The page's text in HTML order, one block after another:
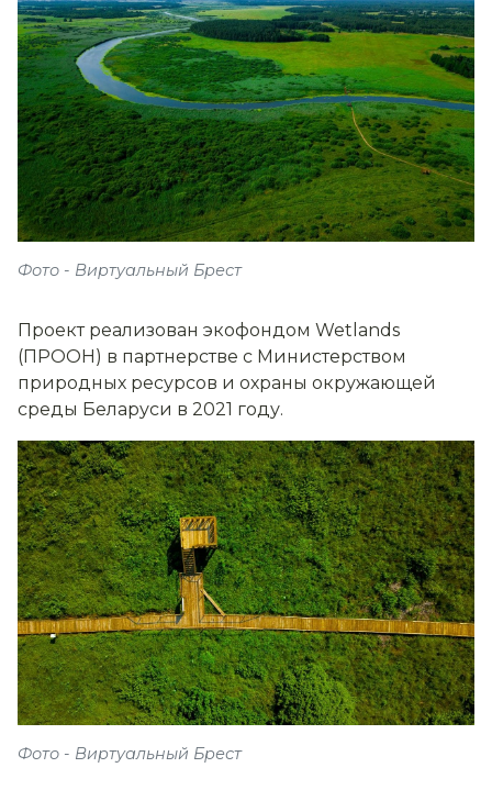
Фото - Виртуальный Брест
Проект реализован экофондом Wetlands
(ПРООН) в партнерстве с Министерством
природных ресурсов и охраны окружающей
среды Беларуси в 2021 году.
Фото - Виртуальный Брест